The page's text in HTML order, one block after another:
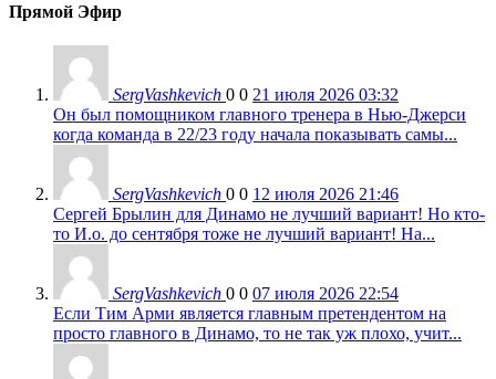
Прямой Эфир
SergVashkevich 0 0 21 июля 2026 03:32
Он был помощником главного тренера в Нью-Джерси
когда команда в 22/23 году начала показывать самы...
SergVashkevich 0 0 12 июля 2026 21:46
Сергей Брылин для Динамо не лучший вариант! Но кто-
то И.о. до сентября тоже не лучший вариант! На...
SergVashkevich 0 0 07 июля 2026 22:54
Если Тим Арми является главным претендентом на
просто главного в Динамо, то не так уж плохо, учит...